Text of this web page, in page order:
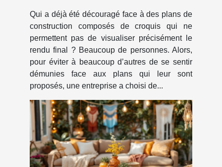
Qui a déjà été découragé face à des plans de
construction composés de croquis qui ne
permettent pas de visualiser précisément le
rendu final ? Beaucoup de personnes. Alors,
pour éviter à beaucoup d’autres de se sentir
démunies face aux plans qui leur sont
proposés, une entreprise a choisi de...